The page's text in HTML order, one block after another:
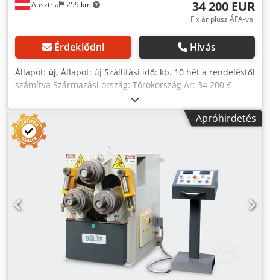
Ausztria 259 km 34 200 EUR
Fix ár plusz ÁFA-val
Érdeklődni Hívás
Állapot: új, Állapot: új Szállítási idő: kb. 10 hét a rendeléstől
számítva Származási ország: Törökország Ár: 34 200 €
Lízingdíj: 653,22 €/hó Tengelyátmérő: 100 mm
Hengerátmérő: 315 mm Meghajtott hengerek száma: 3
Motor teljesítménye: 7,5 kW Sebesség: 7 m/perc Álló
laposacél (metszet/min. átmérő): 100x20 mm / 800 mm;
30x10 mm Fekvő laposacél (metszet/min. átmérő): 200x30
mm / 1 200 mm; 160 mm Négyzetacél (metszet/min.
átmérő): 60x60 mm / 750 mm; 15x15 mm Dwsdpfeynmrzsx
Aiuea Kerekacél (metszet/min. átmérő): Ø 75 mm / 800
mm; Ø 15 mm Cső (metszet/min. átmérő): Ø 125x2,5 mm /
1 400 mm Álló szelvénycső (metszet/min. átmérő):
100x40x4 mm / 1 300 mm; 25 mm Négyzet szelvénycső
(metszet/min. átmérő): 80x80x5 mm / 1 500 mm; 25 mm
Sarokacél (szár külső/mettszet/min. átmérő): 100x100x12
mm / 1 000 mm Sarokacél (szár belső/mettszet/min.
átmérő): 100x100x10 mm / 1 000 mm UPN profil – külső
Apróhirdetés